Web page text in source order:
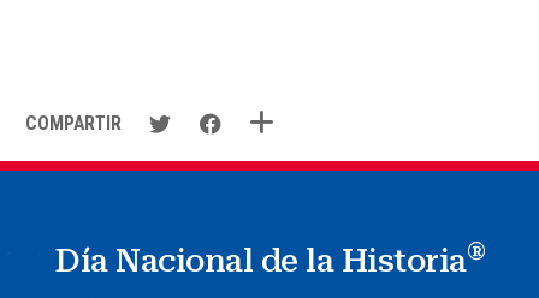
COMPARTIR
Día Nacional de la Historia®